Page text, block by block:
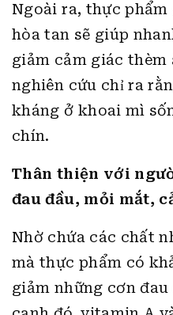
Ngoài ra, thực
hòa tan sẽ giúp
giảm cảm giác thèm
nghiên cứu chỉ ra
kháng ở khoai mì
chín.
Thân thiện với
đau đầu, mỏi mắt,
Nhờ chứa các chất
mà thực phẩm có
giảm những cơn đau